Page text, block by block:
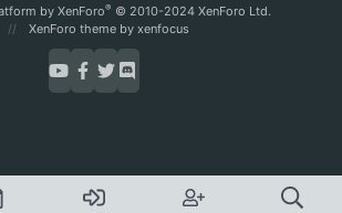
by XenForo® © 2010-2024 XenForo Ltd.
XenForo theme by xenfocus